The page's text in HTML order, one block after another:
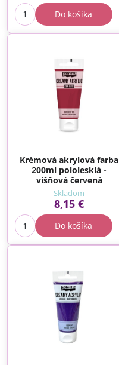
Do košíka
Krémová akrylová farba
200ml pololesklá -
višňová červená
Skladom
8,15 €
Do košíka